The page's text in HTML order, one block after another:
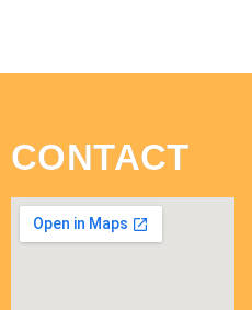
CONTACT